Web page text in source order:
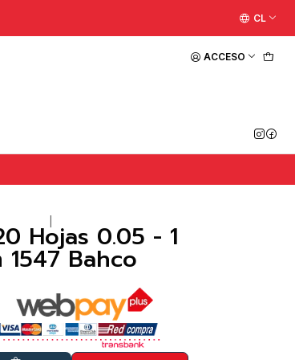
ACCESO
CL
Hojas 0.05 - 1
1547 Bahco